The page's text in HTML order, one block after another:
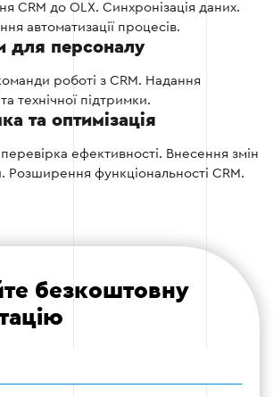
2
бізнес-процесів
управління комунікацією з
CRM до OLX. Синхронізація даних.
автоматизації процесів.
для персоналу
роботі з CRM. Надання
технічної підтримки.
та оптимізація
ефективності. Внесення змін
Розширення функціональності CRM.
безкоштовну